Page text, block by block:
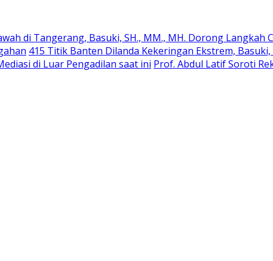
di Tangerang, Basuki, SH., MM., MH. Dorong Langkah
415 Titik Banten Dilanda Kekeringan Ekstrem,
di Luar Pengadilan saat ini Prof. Abdul Latif Soroti